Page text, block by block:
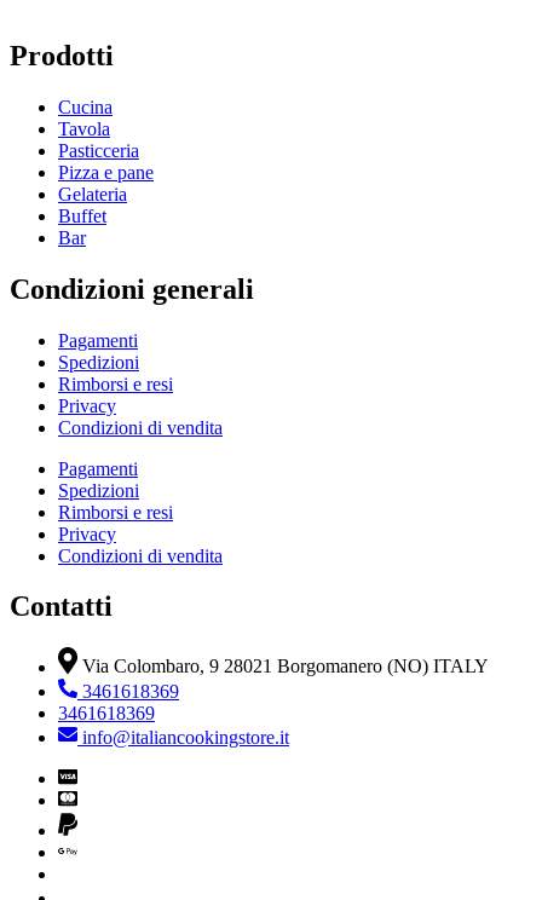
Prodotti
Cucina
Tavola
Pasticceria
Pizza e pane
Gelateria
Buffet
Bar
Condizioni generali
Pagamenti
Spedizioni
Rimborsi e resi
Privacy
Condizioni di vendita
Pagamenti
Spedizioni
Rimborsi e resi
Privacy
Condizioni di vendita
Contatti
Via Colombaro, 9 28021 Borgomanero (NO) ITALY
3461618369
3461618369
info@italiancookingstore.it